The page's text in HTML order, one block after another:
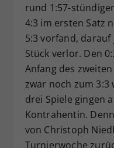
rund 1:57-
4:3 im ersten Satz
5:3 vorfand,
Stück verlor. Den
Anfang des
zwar noch zum
drei Spiele gingen
Kontrahentin.
von Christoph
Turnierwoche